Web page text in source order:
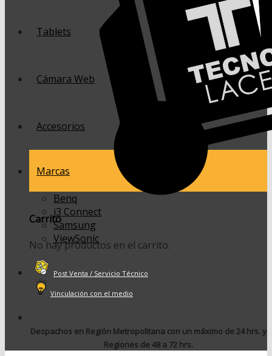
Carrito
No hay productos en el carrito.
Tablets
Cámara Web
Accesorios
Marcas
Benq
i3 Connect
Samsung
ViewSonic
Post Venta / Servicio Técnico
Vinculación con el medio
Despachos en Región Metropolitana con un máximo de 24 hrs. y
Regiones de 48 a 72 hrs.